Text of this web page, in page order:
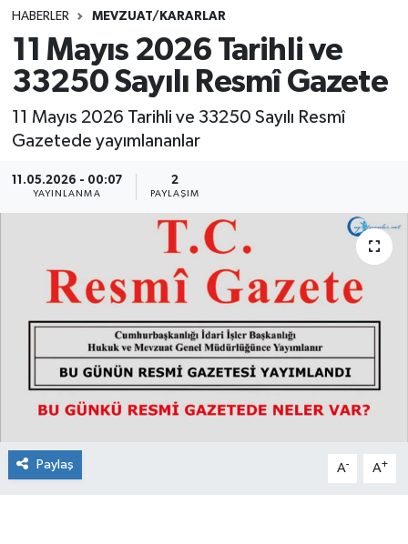
HABERLER MEVZUAT/KARARLAR
11 Mayıs 2026 Tarihli ve
33250 Sayılı Resmî Gazete
11 Mayıs 2026 Tarihli ve 33250 Sayılı Resmî
Gazetede yayımlananlar
11.05.2026 - 00:07
YAYINLANMA
2
PAYLAŞIM
Paylaş A- A+
YARIŞMA/ETKİNLİKLER
ANKET
MEVZUAT/KARARLAR